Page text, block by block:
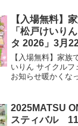
ローン操縦体験・
カー・ドッグ...
【入場無料】
「松戸けいり
タ 2026」3月
【入場無料】家族
いりん サイクルフ
お知らせ暖かくな
家族みんなで楽し
いりん サイクルフ
2025MATSU
スティバル 11